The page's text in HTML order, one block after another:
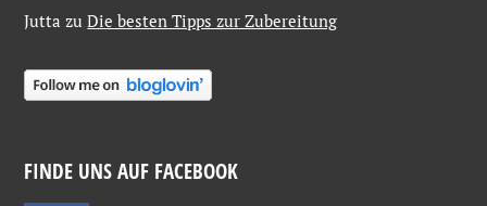
Jutta zuDie besten Tipps zur Zubereitung
FINDE UNS AUF FACEBOOK